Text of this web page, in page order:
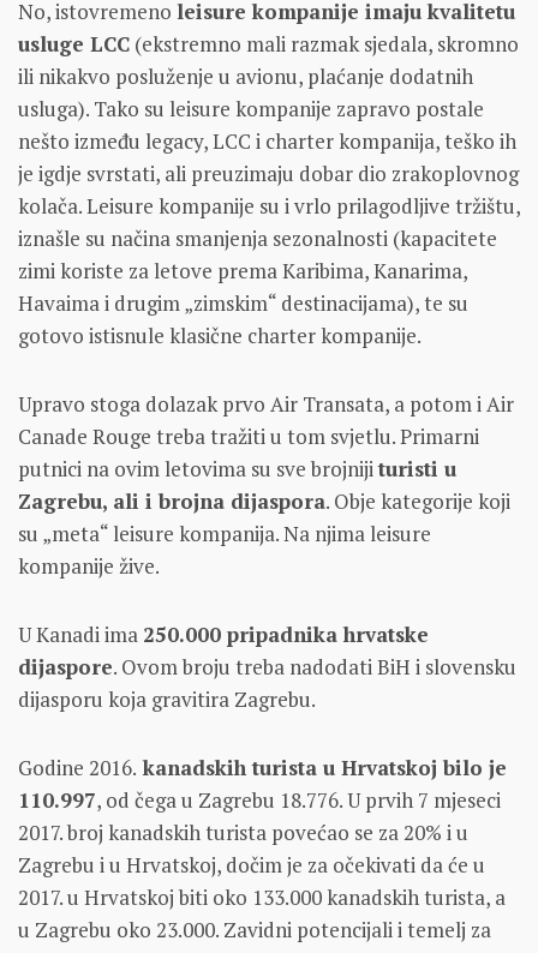
No, istovremeno leisure kompanije imaju kvalitetu
usluge LCC (ekstremno mali razmak sjedala, skromno
ili nikakvo posluženje u avionu, plaćanje dodatnih
usluga). Tako su leisure kompanije zapravo postale
nešto između legacy, LCC i charter kompanija, teško ih
je igdje svrstati, ali preuzimaju dobar dio zrakoplovnog
kolača. Leisure kompanije su i vrlo prilagodljive tržištu,
iznašle su načina smanjenja sezonalnosti (kapacitete
zimi koriste za letove prema Karibima, Kanarima,
Havaima i drugim „zimskim“ destinacijama), te su
gotovo istisnule klasične charter kompanije.
Upravo stoga dolazak prvo Air Transata, a potom i Air
Canade Rouge treba tražiti u tom svjetlu. Primarni
putnici na ovim letovima su sve brojnijituristi u
Zagrebu, ali i brojna dijaspora. Obje kategorije koji
su „meta“ leisure kompanija. Na njima leisure
kompanije žive.
U Kanadi ima 250.000 pripadnika hrvatske
dijaspore. Ovom broju treba nadodati BiH i slovensku
dijasporu koja gravitira Zagrebu.
Godine 2016. kanadskih turista u Hrvatskoj bilo je
110.997, od čega u Zagrebu 18.776. U prvih 7 mjeseci
2017. broj kanadskih turista povećao se za 20% i u
Zagrebu i u Hrvatskoj, dočim je za očekivati da će u
2017. u Hrvatskoj biti oko 133.000 kanadskih turista, a
u Zagrebu oko 23.000. Zavidni potencijali i temelj za